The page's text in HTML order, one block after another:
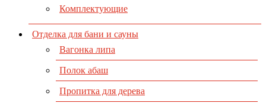
Комплектующие
Отделка для бани и сауны
Вагонка липа
Полок абаш
Пропитка для дерева